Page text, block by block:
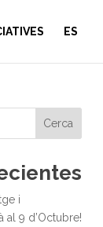
ES
Cerca
i
al 9 d’Octubre!